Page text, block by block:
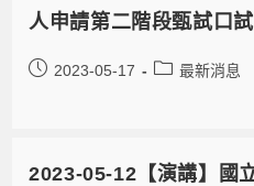
人申請第二階段甄試口
2023-05-17 最新消息
2023-05-12【演講】國